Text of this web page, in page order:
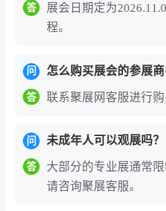
答
展会日期定为
程。
问 怎么购买展会的参展商
答 联系聚展网客服进行购
问 未成年人可以观展吗？
答
大部分的专业展通常
请咨询聚展客服。